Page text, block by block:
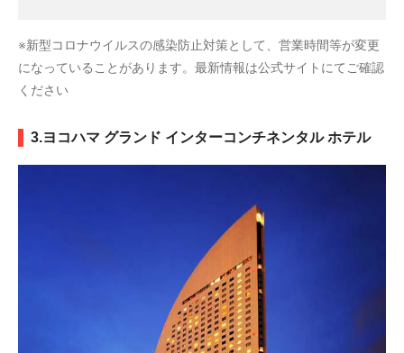
※新型コロナウイルスの感染防止対策として、営業時間等が変更
になっていることがあります。最新情報は公式サイトにてご確認
ください
3.ヨコハマ グランド インターコンチネンタル ホテル